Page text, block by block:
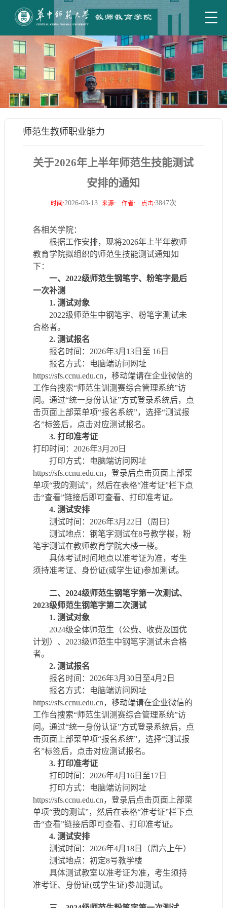
师范生教师职业能力
关于2026年上半年师范生技能测试
安排的通知
时间:2026-03-13 来源: 作者: 点击:3847次
各相关学院：
根据工作安排，现将2026年上半年教师
教育学院拟组织的师范生技能测试通知如
下：
一、 2022级师范生钢笔字、粉笔字最后
一次补测
1. 测试对象
2022级师范生中钢笔字、粉笔字测试未
合格者。
2. 测试报名
报名时间： 2026年3月 13日至 16日
报名方式：电脑端访问网址
https://sfs.ccnu.edu.cn，移动端请在企业微信的
工作台搜索“师范生训测赛综合管理系统”访
问。通过“统一身份认证”方式登录系统后，点
击页面上部菜单项“报名系统”，选择“测试报
名”标签后，点击对应测试报名。
3. 打印准考证
打印时间： 2026年3月20日
打印方式：
电脑端访问网址
https://sfs.ccnu.edu.cn， 登录后点击页面上部菜
单项“我的测试”，然后在表格“准考证”栏下点
击“查看”链接后即可查看、打印准考证。
4. 测试安排
测试时间： 2026年3月22日（周日）
测试地点： 钢笔字测试在8号教学楼，粉
笔字测试在教师教育学院大楼一楼。
具体考试时间地点以准考证为准， 考生
须持准考证、 身份证(或学生证)参加测试。
二、 2024级师范生钢笔字第一次测试、
2023级师范生钢笔字第二次测试
1. 测试对象
2024级全体师范生 （公费、收费及国优
计划）、 2023级师范生中钢笔字测试未合格
者。
2. 测试报名
报名时间： 2026年3月 30日至4月2 日
报名方式：电脑端访问网址
https://sfs.ccnu.edu.cn，移动端请在企业微信的
工作台搜索“师范生训测赛综合管理系统”访
问。通过“统一身份认证”方式登录系统后，点
击页面上部菜单项“报名系统”，选择“测试报
名”标签后，点击对应测试报名。
3. 打印准考证
打印时间 ： 2026年4月 16日至17日
打印方式：电脑端访问网址
https://sfs.ccnu.edu.cn， 登录后点击页面上部菜
单项“我的测试”，然后在表格“准考证”栏下点
击“查看”链接后即可查看、打印准考证。
4. 测试安排
测试时间： 2026年4月 18日（周六上午）
测试地点： 初定8号教学楼
具体测试教室以准考证为准， 考生须持
准考证、 身份证(或学生证)参加测试。